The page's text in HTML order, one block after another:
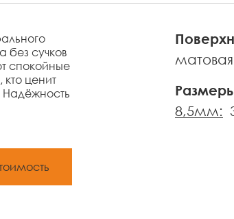
без сучков
спокойные
ценит
матовая
8,5мм: